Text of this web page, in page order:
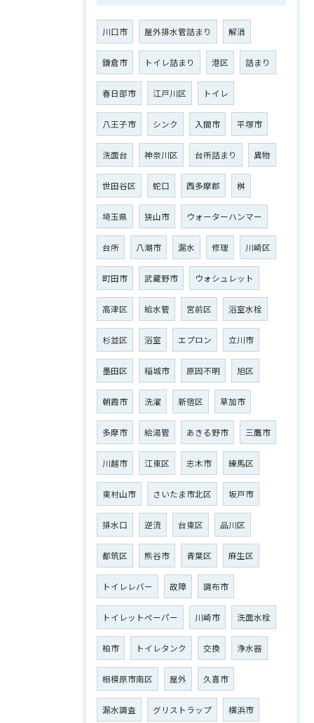
川口市 屋外排水管詰まり 解消
鎌倉市 トイレ詰まり 港区 詰まり
春日部市 江戸川区 トイレ
八王子市 シンク 入間市 平塚市
洗面台 神奈川区 台所詰まり 異物
世田谷区 蛇口 西多摩郡 桝
埼玉県 狭山市 ウォーターハンマー
台所 八潮市 漏水 修理 川崎区
町田市 武蔵野市 ウォシュレット
高津区 給水管 宮前区 浴室水栓
杉並区 浴室 エプロン 立川市
墨田区 稲城市 原因不明 旭区
朝霞市 洗濯 新宿区 草加市
多摩市 給湯管 あきる野市 三鷹市
川越市 江東区 志木市 練馬区
東村山市 さいたま市北区 坂戸市
排水口 逆流 台東区 品川区
都筑区 熊谷市 青葉区 麻生区
トイレレバー 故障 調布市
トイレットペーパー 川崎市 洗面水栓
柏市 トイレタンク 交換 浄水器
相模原市南区 屋外 久喜市
漏水調査 グリストラップ 横浜市